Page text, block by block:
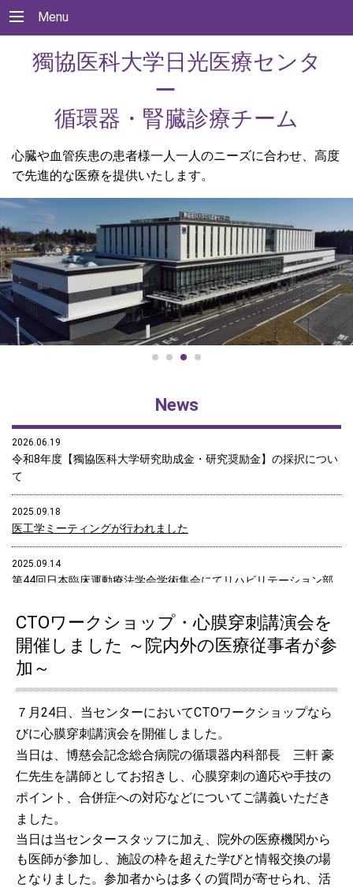
Menu
獨協医科大学日光医療センタ
ー
循環器・腎臓診療チーム
心臓や血管疾患の患者様一人一人のニーズに合わせ、高度
で先進的な医療を提供いたします。
News
2026.06.19
令和8年度【獨協医科大学研究助成金・研究奨励金】の採択につい
て
2025.09.18
医工学ミーティングが行われました
2025.09.14
第44回日本臨床運動療法学会学術集会にてリハビリテーション部
2025.08.07
医工学ミーティングが行われました
2025.08.07
2025.06.04
安統括の内科系医工学講座の記事が「日本臨床運動療法学会」に
掲載されました
2025.05.22
医工学ミーティングが行われました
2025.05.20
大谷先生の症例報告がCureus誌に採択されました
CTOワークショップ・心膜穿刺講演会を
開催しました ～院内外の医療従事者が参
加～
７月24日、当センターにおいてCTOワークショップなら
びに心膜穿刺講演会を開催しました。
当日は、博慈会記念総合病院の循環器内科部長 三軒 豪
仁先生を講師としてお招きし、心膜穿刺の適応や手技の
ポイント、合併症への対応などについてご講義いただき
ました。
当日は当センタースタッフに加え、院外の医療機関から
も医師が参加し、施設の枠を超えた学びと情報交換の場
となりました。参加者からは多くの質問が寄せられ、活